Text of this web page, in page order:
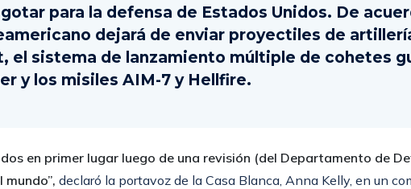
para la defensa de Estados Unidos. De
dejará de enviar proyectiles de
el sistema de lanzamiento múltiple de cohetes
y los misiles AIM-7 y Hellfire.
en primer lugar luego de una revisión (del Departamento de
declaró la portavoz de la Casa Blanca, Anna Kelly, en un